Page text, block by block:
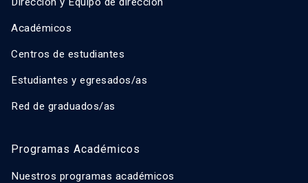
Académicos
Centros de estudiantes
Estudiantes y egresados/as
Red de graduados/as
Programas Académicos
Nuestros programas académicos